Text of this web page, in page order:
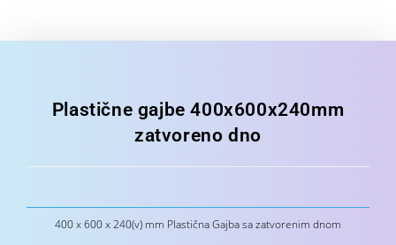
Plastične gajbe 400x600x240mm
zatvoreno dno
400 x 600 x 240(v) mm Plastična Gajba sa zatvorenim dnom